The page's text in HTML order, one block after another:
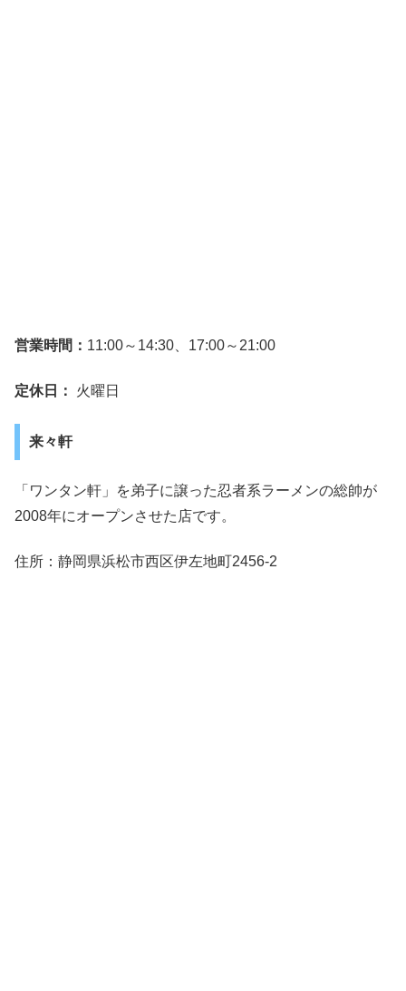
営業時間： 11:00～14:30、17:00～21:00
定休日： 火曜日
来々軒
「ワンタン軒」を弟子に譲った忍者系ラーメンの総帥が
2008年にオープンさせた店です。
住所：静岡県浜松市西区伊左地町2456-2